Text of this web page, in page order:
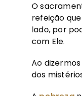
O
refeição
lado, por
com Ele.
Ao
dos